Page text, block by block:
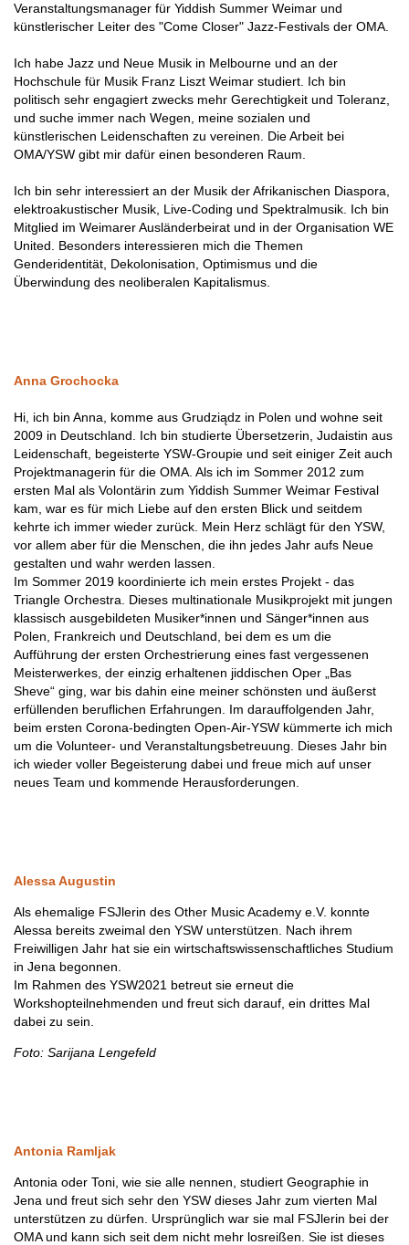
Veranstaltungsmanager für Yiddish Summer Weimar und
künstlerischer Leiter des "Come Closer" Jazz-Festivals der OMA.
Ich habe Jazz und Neue Musik in Melbourne und an der
Hochschule für Musik Franz Liszt Weimar studiert. Ich bin
politisch sehr engagiert zwecks mehr Gerechtigkeit und Toleranz,
und suche immer nach Wegen, meine sozialen und
künstlerischen Leidenschaften zu vereinen. Die Arbeit bei
OMA/YSW gibt mir dafür einen besonderen Raum.
Ich bin sehr interessiert an der Musik der Afrikanischen Diaspora,
elektroakustischer Musik, Live-Coding und Spektralmusik. Ich bin
Mitglied im Weimarer Ausländerbeirat und in der Organisation WE
United. Besonders interessieren mich die Themen
Genderidentität, Dekolonisation, Optimismus und die
Überwindung des neoliberalen Kapitalismus.
Anna Grochocka
Hi, ich bin Anna, komme aus Grudziądz in Polen und wohne seit
2009 in Deutschland. Ich bin studierte Übersetzerin, Judaistin aus
Leidenschaft, begeisterte YSW-Groupie und seit einiger Zeit auch
Projektmanagerin für die OMA. Als ich im Sommer 2012 zum
ersten Mal als Volontärin zum Yiddish Summer Weimar Festival
kam, war es für mich Liebe auf den ersten Blick und seitdem
kehrte ich immer wieder zurück. Mein Herz schlägt für den YSW,
vor allem aber für die Menschen, die ihn jedes Jahr aufs Neue
gestalten und wahr werden lassen.
Im Sommer 2019 koordinierte ich mein erstes Projekt - das
Triangle Orchestra. Dieses multinationale Musikprojekt mit jungen
klassisch ausgebildeten Musiker*innen und Sänger*innen aus
Polen, Frankreich und Deutschland, bei dem es um die
Aufführung der ersten Orchestrierung eines fast vergessenen
Meisterwerkes, der einzig erhaltenen jiddischen Oper „Bas
Sheve“ ging, war bis dahin eine meiner schönsten und äußerst
erfüllenden beruflichen Erfahrungen. Im darauffolgenden Jahr,
beim ersten Corona-bedingten Open-Air-YSW kümmerte ich mich
um die Volunteer- und Veranstaltungsbetreuung. Dieses Jahr bin
ich wieder voller Begeisterung dabei und freue mich auf unser
neues Team und kommende Herausforderungen.
Alessa Augustin
Als ehemalige FSJlerin des Other Music Academy e.V. konnte
Alessa bereits zweimal den YSW unterstützen. Nach ihrem
Freiwilligen Jahr hat sie ein wirtschaftswissenschaftliches Studium
in Jena begonnen.
Im Rahmen des YSW2021 betreut sie erneut die
Workshopteilnehmenden und freut sich darauf, ein drittes Mal
dabei zu sein.
Foto: Sarijana Lengefeld
Antonia Ramljak
Antonia oder Toni, wie sie alle nennen, studiert Geographie in
Jena und freut sich sehr den YSW dieses Jahr zum vierten Mal
unterstützen zu dürfen. Ursprünglich war sie mal FSJlerin bei der
OMA und kann sich seit dem nicht mehr losreißen. Sie ist dieses